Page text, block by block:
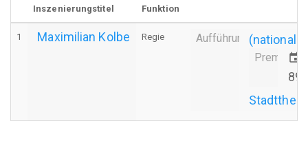
Inszenierungstitel Funktion
1 Maximilian Kolbe Regie Aufführung
Premiere
event